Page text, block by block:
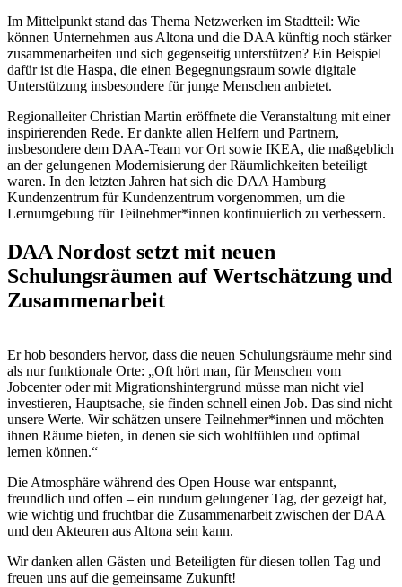
Im Mittelpunkt stand das Thema Netzwerken im Stadtteil: Wie
können Unternehmen aus Altona und die DAA künftig noch stärker
zusammenarbeiten und sich gegenseitig unterstützen? Ein Beispiel
dafür ist die Haspa, die einen Begegnungsraum sowie digitale
Unterstützung insbesondere für junge Menschen anbietet.
Regionalleiter Christian Martin eröffnete die Veranstaltung mit einer
inspirierenden Rede. Er dankte allen Helfern und Partnern,
insbesondere dem DAA-Team vor Ort sowie IKEA, die maßgeblich
an der gelungenen Modernisierung der Räumlichkeiten beteiligt
waren. In den letzten Jahren hat sich die DAA Hamburg
Kundenzentrum für Kundenzentrum vorgenommen, um die
Lernumgebung für Teilnehmer*innen kontinuierlich zu verbessern.
DAA Nordost setzt mit neuen
Schulungsräumen auf Wertschätzung und
Zusammenarbeit
Er hob besonders hervor, dass die neuen Schulungsräume mehr sind
als nur funktionale Orte: „Oft hört man, für Menschen vom
Jobcenter oder mit Migrationshintergrund müsse man nicht viel
investieren, Hauptsache, sie finden schnell einen Job. Das sind nicht
unsere Werte. Wir schätzen unsere Teilnehmer*innen und möchten
ihnen Räume bieten, in denen sie sich wohlfühlen und optimal
lernen können.“
Die Atmosphäre während des Open House war entspannt,
freundlich und offen – ein rundum gelungener Tag, der gezeigt hat,
wie wichtig und fruchtbar die Zusammenarbeit zwischen der DAA
und den Akteuren aus Altona sein kann.
Wir danken allen Gästen und Beteiligten für diesen tollen Tag und
freuen uns auf die gemeinsame Zukunft!